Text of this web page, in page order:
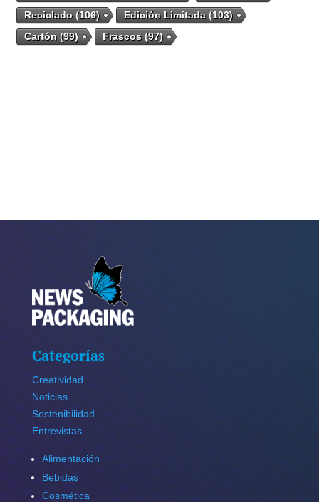
Reciclado (106) Edición Limitada (103)
Cartón (99) Frascos(97)
Categorías
Creatividad
Noticias
Sostenibilidad
Entrevistas
Alimentación
Bebidas
Cosmética